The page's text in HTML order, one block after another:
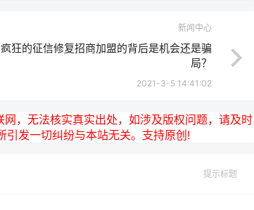
新闻中心
疯狂的征信修复招商加盟的背后是机会还是骗
局？
2021-3-5 14:41:02
，无法核实真实出处，如涉及版权问题，请及时
发一切纠纷与本站无关。支持原创!
提示标题